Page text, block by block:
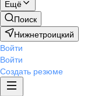
Ещё
Поиск
Нижнетроицкий
Войти
Войти
Создать резюме